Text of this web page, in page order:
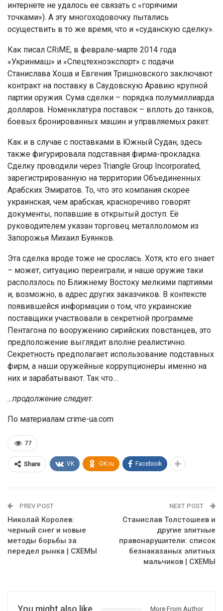
интернете не удалось ее связать с «горячими
точками»). А эту многоходовочку пытались
осуществить в то же время, что и «суданскую сделку».
Как писал CRiME, в феврале-марте 2014 года
«Укринмаш» и «Спецтехноэкспорт» с подачи
Станислава Хоша и Евгения Тришновского заключают
контракт на поставку в Саудовскую Аравию крупной
партии оружия. Сума сделки – порядка полумиллиарда
долларов. Номенклатура поставок – вплоть до танков,
боевых бронированных машин и управляемых ракет.
Как и в случае с поставками в Южный Судан, здесь
также фигурировала подставная фирма-прокладка.
Сделку проводили через Triangle Group Incorporated,
зарегистрированную на территории Объединенных
Арабских Эмиратов. То, что это компания скорее
украинская, чем арабская, красноречиво говорят
документы, попавшие в открытый доступ. Её
руководителем указан торговец металлоломом из
Запорожья Михаил Буянков.
Эта сделка вроде тоже не срослась. Хотя, кто его знает
– может, ситуацию переиграли, и наше оружие таки
расползлось по Ближнему Востоку мелкими партиями
и, возможно, в адрес других заказчиков. В контексте
появившейся информации о том, что украинские
поставщики участвовали в секретной программе
Пентагона по вооружению сирийских повстанцев, это
предположение выглядит вполне реалистично.
Секретность предполагает использование подставных
фирм, а наши оружейные коррупционеры именно на
них и зарабатывают. Так что…
…продолжение следует.
По материалам crime-ua.com
77
Share VK OK.ru Facebook
PREV POST
Николай Королев:
черный снег и новые
методы борьбы за
передел рынка | СХЕМЫ
NEXT POST
Станислав Толстошеев и
другие элитные
правонарушители: список
безнаказаных элитных
мальчиков | СХЕМЫ
You might also like More From Author